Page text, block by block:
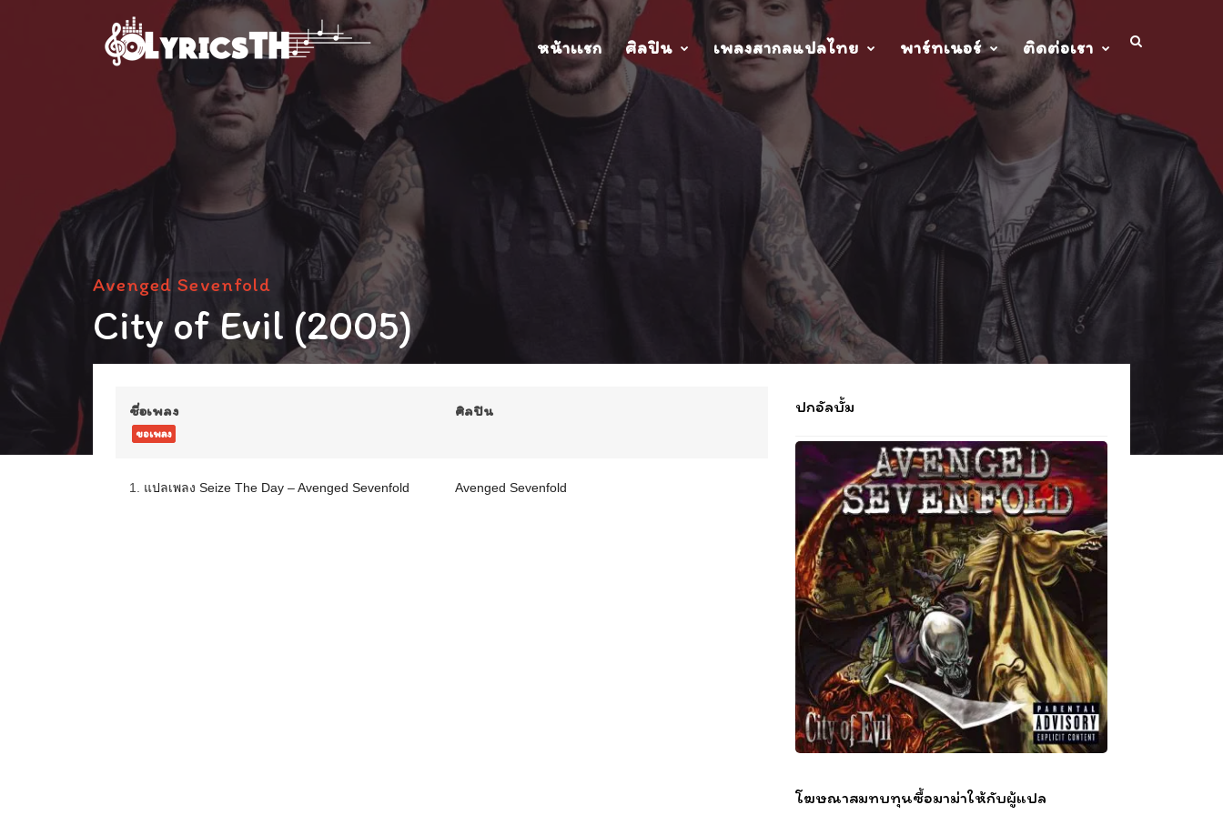
หน้าเเรก ศิลปิน เพลงสากลแปลไทย พาร์ทเนอร์ ติดต่อเรา
Avenged Sevenfold
City of Evil (2005)
ชื่อเพลง
ขอเพลง
ศิลปิน
1. แปลเพลง Seize The Day – Avenged Sevenfold Avenged Sevenfold
ปกอัลบั้ม
โฆษณาสมทบทุนซื้อมาม่าให้กับผู้แปล